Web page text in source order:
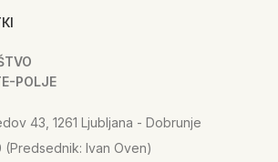
POLJE
43, 1261 Ljubljana - Dobrunje
Ivan Oven)